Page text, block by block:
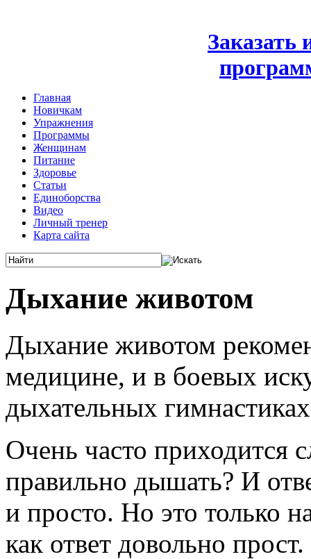
Заказать
Главная
Новичкам
Упражнения
Программы
Женщинам
Питание
Здоровье
Статьи
Единоборства
Видео
Личный тренер
Карта сайта
Дыхание животом
Дыхание животом
медицине, и в боевых
дыхательных
Очень часто приходится
правильно дышать? И
и просто. Но это только
как ответ довольно прост.